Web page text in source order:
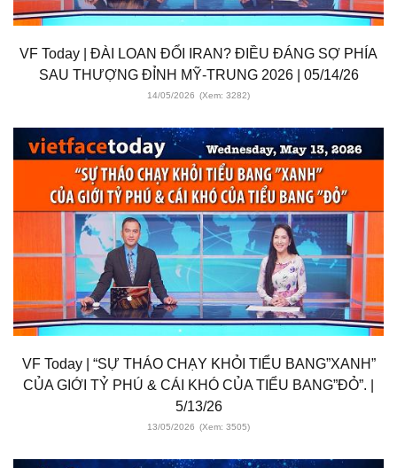
VF Today | ĐÀI LOAN ĐỔI IRAN? ĐIỀU ĐÁNG SỢ PHÍA
SAU THƯỢNG ĐỈNH MỸ-TRUNG 2026 | 05/14/26
14/05/2026 (Xem: 3282)
VF Today | “SỰ THÁO CHẠY KHỎI TIỂU BANG”XANH”
CỦA GIỚI TỶ PHÚ & CÁI KHÓ CỦA TIỂU BANG”ĐỎ”. |
5/13/26
13/05/2026 (Xem: 3505)